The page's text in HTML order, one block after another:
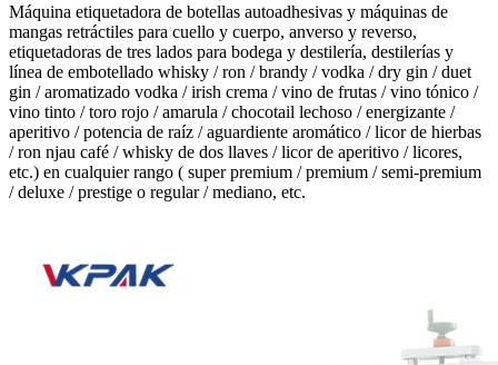
Máquina etiquetadora de botellas autoadhesivas y máquinas de
mangas retráctiles para cuello y cuerpo, anverso y reverso,
etiquetadoras de tres lados para bodega y destilería, destilerías y
línea de embotellado whisky / ron / brandy / vodka / dry gin / duet
gin / aromatizado vodka / irish crema / vino de frutas / vino tónico /
vino tinto / toro rojo / amarula / chocotail lechoso / energizante /
aperitivo / potencia de raíz / aguardiente aromático / licor de hierbas
/ ron njau café / whisky de dos llaves / licor de aperitivo / licores,
etc.) en cualquier rango ( super premium / premium / semi-premium
/ deluxe / prestige o regular / mediano, etc.